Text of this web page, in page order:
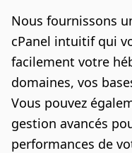
Nous fournissons
cPanel intuitif qui
facilement votre
domaines, vos
Vous pouvez
gestion avancés
performances de